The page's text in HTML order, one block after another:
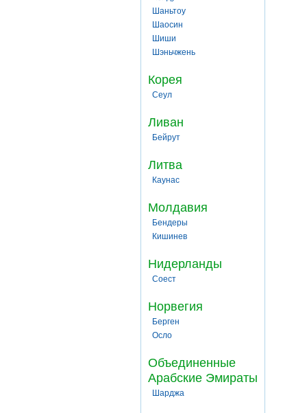
Шаньтоу
Шаосин
Шиши
Шэньчжень
Корея
Сеул
Ливан
Бейрут
Литва
Каунас
Молдавия
Бендеры
Кишинев
Нидерланды
Соест
Норвегия
Берген
Осло
Объединенные
Арабские Эмираты
Шарджа